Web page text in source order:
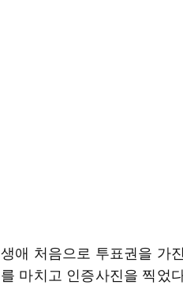
생애 처음으로 투표권을 가
를 마치고 인증사진을 찍었